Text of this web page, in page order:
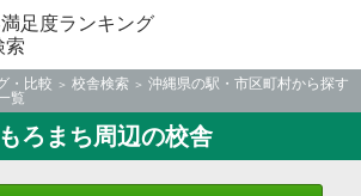
足度ランキング
索
・比較 校舎検索
沖縄県の駅・市区町村から探す
覧
ろまち周辺の校舎